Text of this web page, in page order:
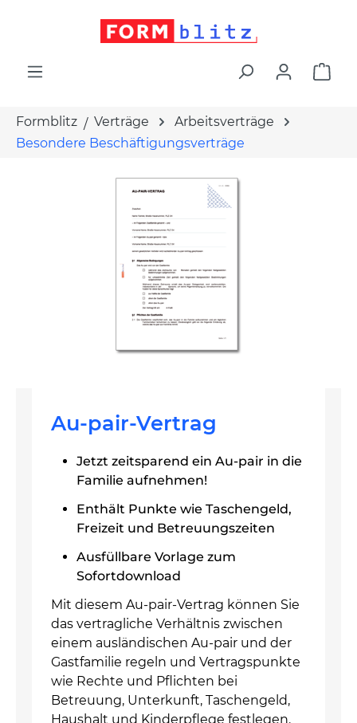
Formblitz Verträge
Arbeitsverträge
Besondere Beschäftigungsverträge
Au-pair-Vertrag
Jetzt zeitsparend ein Au-pair in die
Familie aufnehmen!
Enthält Punkte wie Taschengeld,
Freizeit und Betreuungszeiten
Ausfüllbare Vorlage zum
Sofortdownload
Mit diesem Au-pair-Vertrag können Sie
das vertragliche Verhältnis zwischen
einem ausländischen Au-pair und der
Gastfamilie regeln und Vertragspunkte
wie Rechte und Pflichten bei
Betreuung, Unterkunft, Taschengeld,
Haushalt und Kinderpflege festlegen.